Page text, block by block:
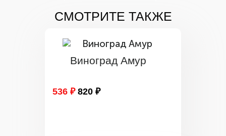
СМОТРИТЕ ТАКЖЕ
Виноград Амур
536 ₽ 820 ₽